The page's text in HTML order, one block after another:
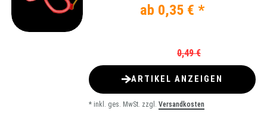
0,49 €
ab 0,35 € *
ARTIKEL ANZEIGEN
* inkl. ges. MwSt. zzgl. Versandkosten